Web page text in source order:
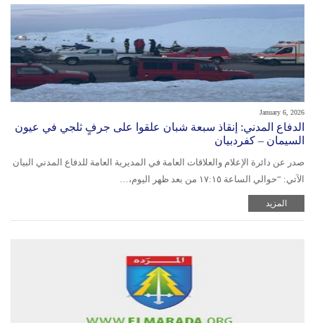
January 6, 2026
الدفاع المدني: إنقاذ سبعة شبان علقوا على جرفٍ ثلجي في عيون
السيمان – كفردبيان
صدر عن دائرة الإعلام والعلاقات العامة في المديرية العامة للدفاع المدني البيان
الآتي: “حوالي الساعة ١٧:١٥ من بعد ظهر اليوم،…
المزيد